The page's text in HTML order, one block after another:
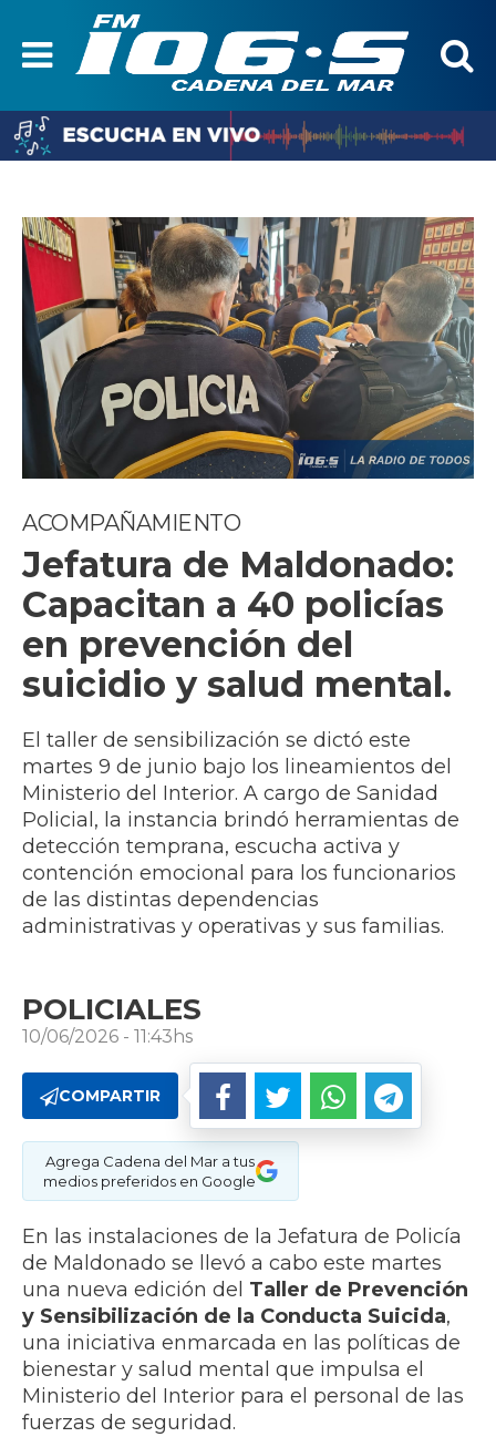
ACOMPAÑAMIENTO
Jefatura de Maldonado:
Capacitan a 40 policías
en prevención del
suicidio y salud mental.
El taller de sensibilización se dictó este
martes 9 de junio bajo los lineamientos del
Ministerio del Interior. A cargo de Sanidad
Policial, la instancia brindó herramientas de
detección temprana, escucha activa y
contención emocional para los funcionarios
de las distintas dependencias
administrativas y operativas y sus familias.
POLICIALES
10/06/2026 - 11:43hs
COMPARTIR
Agrega Cadena del Mar a tus
medios preferidos en Google
En las instalaciones de la Jefatura de Policía
de Maldonado se llevó a cabo este martes
una nueva edición del Taller de Prevención
y Sensibilización de la Conducta Suicida,
una iniciativa enmarcada en las políticas de
bienestar y salud mental que impulsa el
Ministerio del Interior para el personal de las
fuerzas de seguridad.